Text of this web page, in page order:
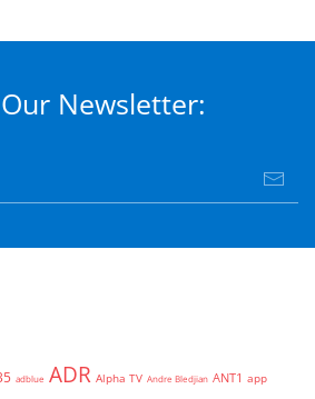
Newsletter:
adblue ADR Alpha TV Andre Bledjian ANT1 app